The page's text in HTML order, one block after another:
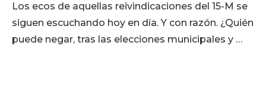
Los ecos de aquellas reivindicaciones del 15-M se
siguen escuchando hoy en día. Y con razón. ¿Quién
puede negar, tras las elecciones municipales y …